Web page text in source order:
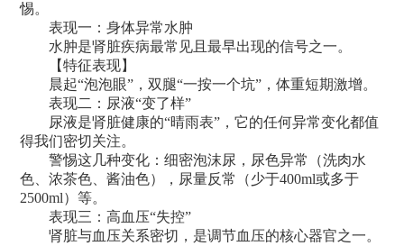
惕。
表现一：身体异常水肿
水肿是肾脏疾病最常见且最早出现的信号之一。
【特征表现】
晨起“泡泡眼”，双腿“一按一个坑”，体重短期激增。
表现二：尿液“变了样”
尿液是肾脏健康的“晴雨表”，它的任何异常变化都值
得我们密切关注。
警惕这几种变化：细密泡沫尿，尿色异常（洗肉水
色、浓茶色、酱油色），尿量反常（少于400ml或多于
2500ml）等。
表现三：高血压“失控”
肾脏与血压关系密切，是调节血压的核心器官之一。